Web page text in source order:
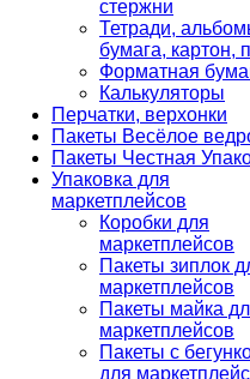
стержни
Тетради,
бумага, картон,
Форматная
Калькуляторы
Перчатки, верхонки
Пакеты Весёлое
Пакеты Честная
Упаковка для
маркетплейсов
Коробки для
маркетплейсов
Пакеты зиплок
маркетплейсов
Пакеты майка
маркетплейсов
Пакеты с
для